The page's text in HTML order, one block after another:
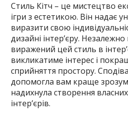
Стиль Кітч – це мистецтво
ігри з естетикою. Він надає
виразити свою
дизайні інтер’єру. Незалежно
виражений цей стиль в
викликатиме інтерес і
сприйняття простору.
допомогла вам краще
надихнула створення
інтер’єрів.